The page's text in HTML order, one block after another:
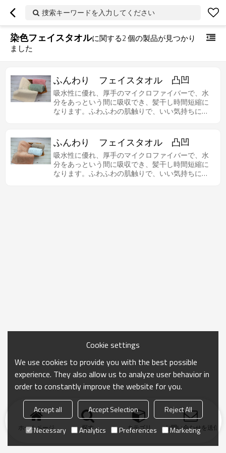
捜索キーワードを入力してください
染色フェイスタオルに関する2個の製品が見つかり
ました
ふんわり フェイスタオル 凸凹
吸水性に優れ、厚手のマイクロファイバーで、水
分をあっという間に吸収でき、髪干し時間短縮に
なります。ふわふわの肌触りで、いい気持ちにな
ふんわり フェイスタオル 凸凹
吸水性に優れ、厚手のマイクロファイバーで、水
分をあっという間に吸収でき、髪干し時間短縮に
なります。ふわふわの肌触りで、いい気持ちにな
ホームページ 探す カテゴリ お問い合わせを送信
Cookie settings
We use cookies to provide you with the best possible
experience. They also allow us to analyze user behavior in
order to constantly improve the website for you.
Accept all Accept Selection
Reject All
Necessary
Analytics Preferences Marketing